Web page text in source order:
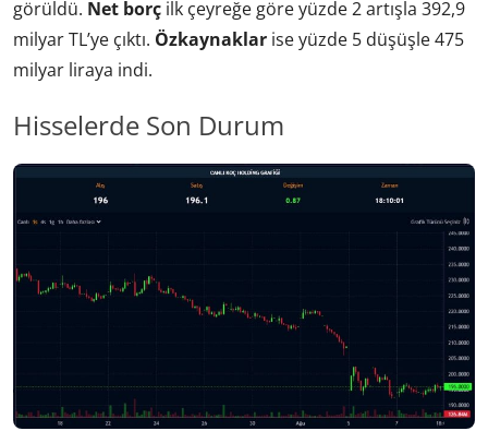
görüldü. Net borç ilk çeyreğe göre yüzde 2 artışla 392,9
milyar TL’ye çıktı. Özkaynaklar ise yüzde 5 düşüşle 475
milyar liraya indi.
Hisselerde Son Durum